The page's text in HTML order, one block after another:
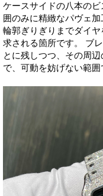
ケースサイドの八本の
囲のみに精緻なパヴェ
輪郭ぎりぎりまでダイ
求される箇所です。 ブ
とに残しつつ、その周
で、可動を妨げない範囲